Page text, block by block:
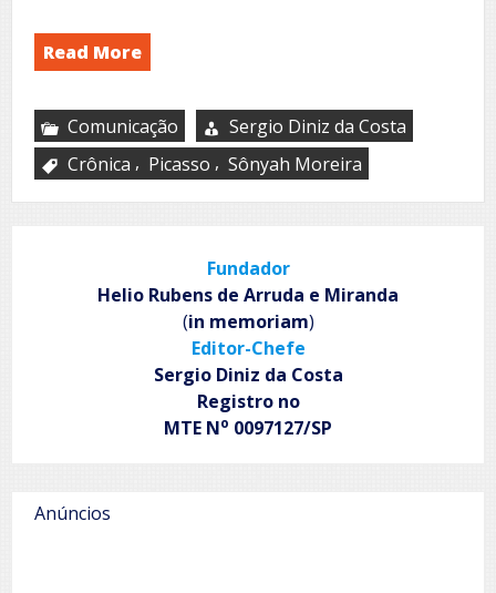
Read More
Comunicação
Sergio Diniz da Costa
Crônica , Picasso , Sônyah Moreira
Fundador
Helio Rubens de Arruda e Miranda
(in memoriam)
Editor-Chefe
Sergio Diniz da Costa
Registro no
MTE No 0097127/SP
Anúncios